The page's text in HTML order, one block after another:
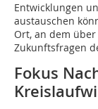
Entwicklungen
austauschen
Ort, an dem
Zukunftsfragen
Fokus